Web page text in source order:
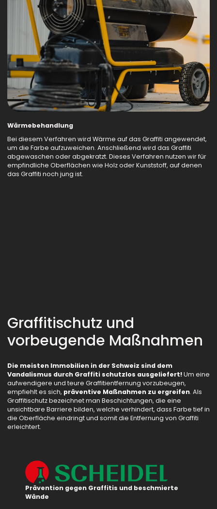
Wärmebehandlung
Bei diesem Verfahren wird Wärme auf das Graffiti angewendet,
um die Farbe aufzuweichen. Anschließend wird das Graffiti
abgewaschen oder abgekratzt. Dieses Verfahren nutzen wir für
empfindliche Oberflächen wie Holz oder Kunststoff, auf denen
das Graffiti noch jung ist.
Graffitischutz und
vorbeugende Maßnahmen
Die meisten Immobilien in der Schweiz sind dem
Vandalismus durch Graffiti schutzlos ausgeliefert!Um eine
aufwendigere und teure Graffitientfernung vorzubeugen,
empfiehlt es sich, präventive Maßnahmen zu ergreifen. Als
Graffitischutz bezeichnet man Beschichtungen, die eine
unsichtbare Barriere bilden, welche verhindert, dass Farbe tief in
die Oberfläche eindringt und somit die Entfernung von Graffiti
erleichtert.
Prävention gegen Graffitis und beschmierte
Wände